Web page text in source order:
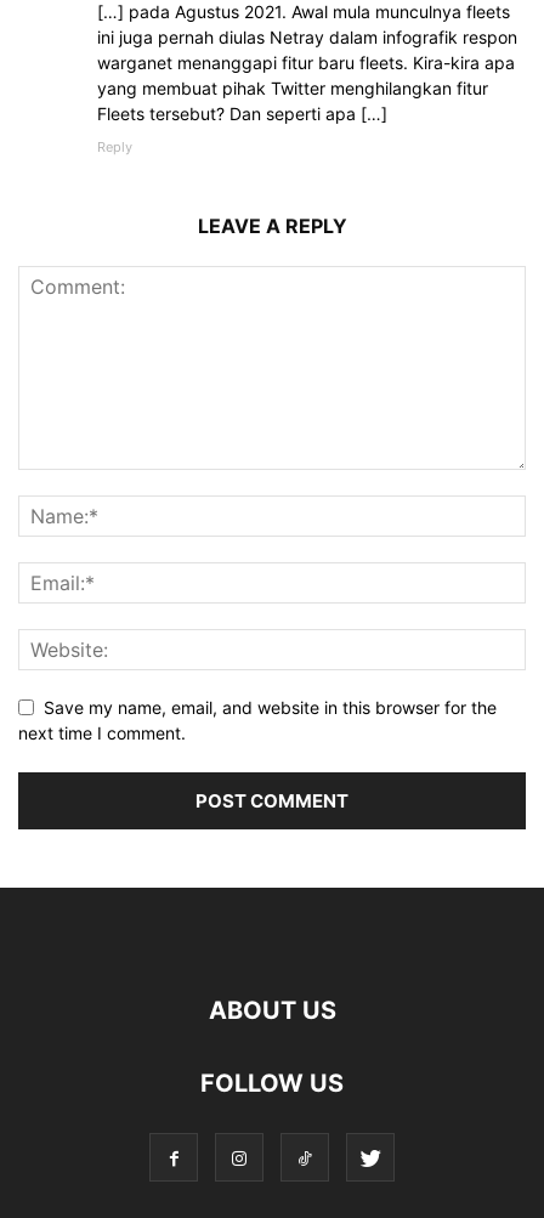
[…] pada Agustus 2021. Awal mula munculnya fleets
ini juga pernah diulas Netray dalam infografik respon
warganet menanggapi fitur baru fleets. Kira-kira apa
yang membuat pihak Twitter menghilangkan fitur
Fleets tersebut? Dan seperti apa […]
Reply
LEAVE A REPLY
Save my name, email, and website in this browser for the
next time I comment.
ABOUT US
FOLLOW US